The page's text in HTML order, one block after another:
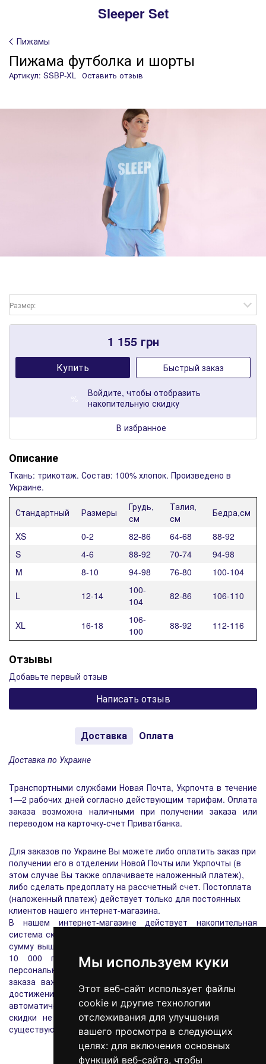
Мы используем куки
Этот веб-сайт использует файлы
cookie и другие технологии
отслеживания для улучшения
вашего просмотра в следующих
целях: для включения основных
функций веб-сайта, чтобы
Sleeper Set
Пижамы
Пижама футболка и шорты
Артикул: SSBP-XL Оставить отзыв
Размер:
1 155грн
Купить Быстрый заказ
Войдите, чтобы отобразить
накопительную скидку
В избранное
Описание
Ткань: трикотаж. Состав: 100% хлопок. Произведено в
Украине.
Стандартный Размеры
Грудь,
см
Талия,
см
Бедра,см
XS
0-2 82-86 64-68
88-92
S
4-6 88-92 70-74
94-98
M
8-10 94-98 76-80
100-104
L
12-14
100-
104
82-86 106-110
XL 16-18
106-
100
88-92 112-116
Отзывы
Добавьте первый отзыв
Написать отзыв
Доставка Оплата
Доставка по Украине
Транспортными службами Новая Почта, Укрпочта в течение
1—2 рабочих дней согласно действующим тарифам. Оплата
заказа возможна наличными при получении заказа или
переводом на карточку-счет Приватбанка.
Для заказов по Украине Вы можете либо оплатить заказ при
получении его в отделении Новой Почты или Укрпочты (в
этом случае Вы также оплачиваете наложенный платеж),
либо сделать предоплату на рассчетный счет. Постоплата
(наложенный платеж) действует только для постоянных
клиентов нашего интернет-магазина.
В нашем интернет-магазине действует накопительная
система скидок. После осуществления и оплаты заказов на
сумму выше 3000 грн., Вы получаете скидку 2%, 7000 - 5%,
10 000 грн. - 10%. Скидка фиксируется в Вашем
персональном кабинете, поэтому при оформлении первого
заказа важно пройти регистрацию на нашем сайте. При
достижении порогов вышеперечисленных сумм, система
автоматически будет высчитывать скидку. Персональные
скидки не насчитываются на акционные товары с уже
существующими скидками.